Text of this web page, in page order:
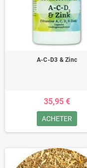
A-C-D3 & Zinc
35,95 €
ACHETER